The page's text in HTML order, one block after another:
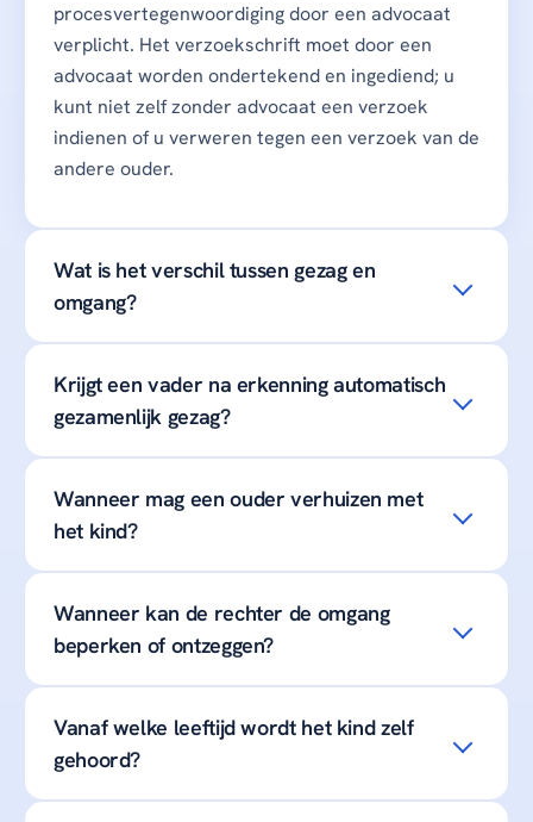
procesvertegenwoordiging door een advocaat
verplicht. Het verzoekschrift moet door een
advocaat worden ondertekend en ingediend; u
kunt niet zelf zonder advocaat een verzoek
indienen of u verweren tegen een verzoek van de
andere ouder.
Wat is het verschil tussen gezag en
omgang?
Krijgt een vader na erkenning automatisch
gezamenlijk gezag?
Wanneer mag een ouder verhuizen met
het kind?
Wanneer kan de rechter de omgang
beperken of ontzeggen?
Vanaf welke leeftijd wordt het kind zelf
gehoord?